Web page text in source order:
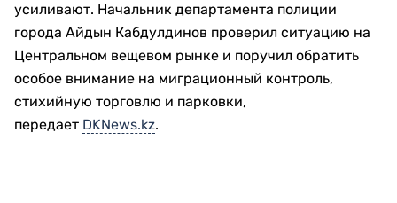
усиливают. Начальник департамента полиции
города Айдын Кабдулдинов проверил ситуацию на
Центральном вещевом рынке и поручил обратить
особое внимание на миграционный контроль,
стихийную торговлю и парковки,
передает DKNews.kz.